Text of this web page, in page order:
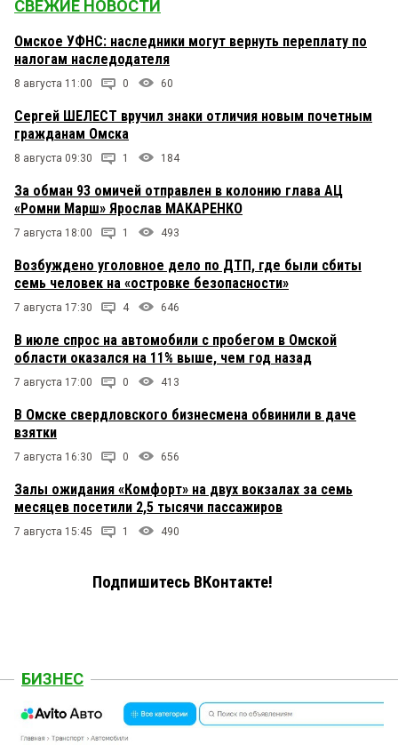
СВЕЖИЕ НОВОСТИ
Омское УФНС: наследники могут вернуть переплату по
налогам наследодателя
8 августа 11:00 0 60
Сергей ШЕЛЕСТ вручил знаки отличия новым почетным
гражданам Омска
8 августа 09:30 1 184
За обман 93 омичей отправлен в колонию глава АЦ
«Ромни Марш» Ярослав МАКАРЕНКО
7 августа 18:00 1 493
Возбуждено уголовное дело по ДТП, где были сбиты
семь человек на «островке безопасности»
7 августа 17:30 4 646
В июле спрос на автомобили с пробегом в Омской
области оказался на 11% выше, чем год назад
7 августа 17:00 0 413
В Омске свердловского бизнесмена обвинили в даче
взятки
7 августа 16:30 0 656
Залы ожидания «Комфорт» на двух вокзалах за семь
месяцев посетили 2,5 тысячи пассажиров
7 августа 15:45 1 490
Подпишитесь ВКонтакте!
БИЗНЕС